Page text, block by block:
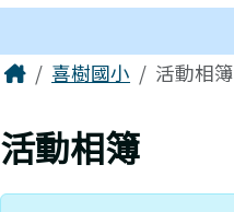
主內容區域
Home喜樹國小 活動相簿
活動相簿